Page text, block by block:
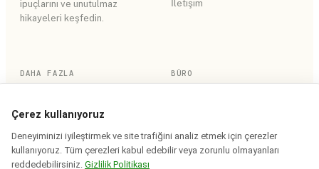
ipuçlarını ve unutulmaz
hikayeleri keşfedin.
İletişim
DAHA FAZLA
Site Haritası
BÜRO
Çerez kullanıyoruz
Deneyiminizi iyileştirmek ve site trafiğini analiz etmek için çerezler
kullanıyoruz. Tüm çerezleri kabul edebilir veya zorunlu olmayanları
reddedebilirsiniz. Gizlilik Politikası